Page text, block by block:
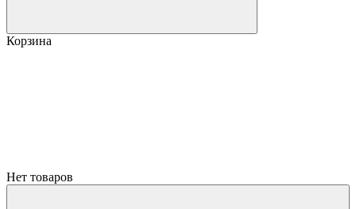
Корзина
Нет товаров